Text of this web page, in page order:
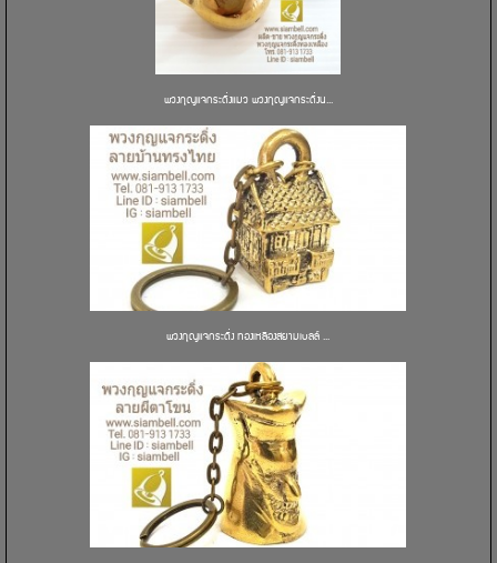
พวงกุญแจกระดิ่งแมว พวงกุญแจกระดิ่งน...
พวงกุญแจกระดิ่ง ทองเหลืองสยามเบลล์ ...